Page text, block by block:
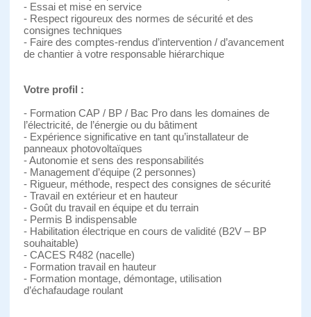
- Essai et mise en service
- Respect rigoureux des normes de sécurité et des
consignes techniques
- Faire des comptes-rendus d’intervention / d’avancement
de chantier à votre responsable hiérarchique
Votre profil :
- Formation CAP / BP / Bac Pro dans les domaines de
l’électricité, de l’énergie ou du bâtiment
- Expérience significative en tant qu’installateur de
panneaux photovoltaïques
- Autonomie et sens des responsabilités
- Management d’équipe (2 personnes)
- Rigueur, méthode, respect des consignes de sécurité
- Travail en extérieur et en hauteur
- Goût du travail en équipe et du terrain
- Permis B indispensable
- Habilitation électrique en cours de validité (B2V – BP
souhaitable)
- CACES R482 (nacelle)
- Formation travail en hauteur
- Formation montage, démontage, utilisation
d’échafaudage roulant